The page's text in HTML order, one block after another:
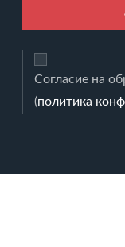
Согласие на
(политика